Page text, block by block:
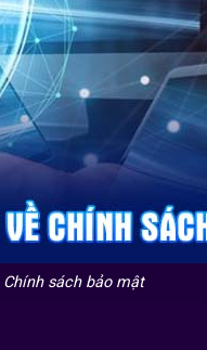
sách bảo mật